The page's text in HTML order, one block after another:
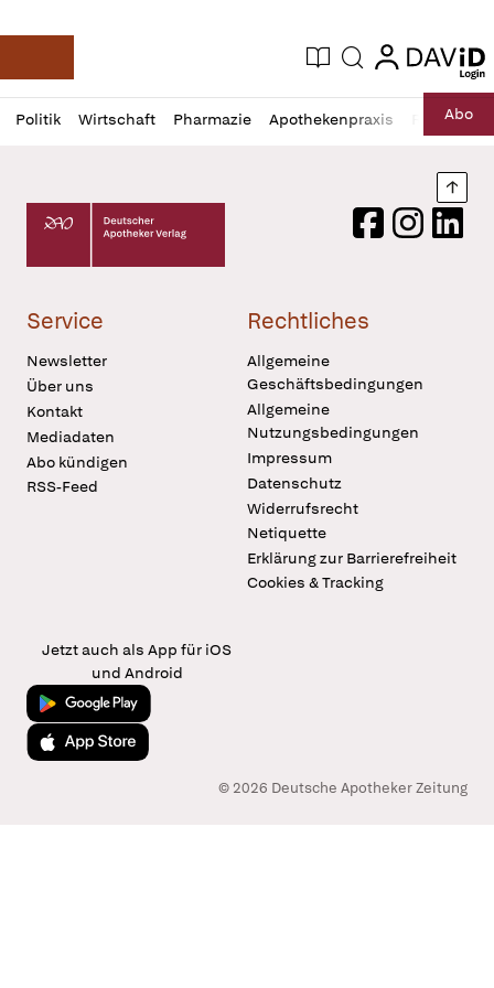
Deutsche Apotheker Zeitung
Aktuelle Ausgabe
Suche login
login
Politik Wirtschaft Pharmazie Apothekenpraxis RechtAbo
Profil
öffnen
Daz
Pur
Deutscher Apotheker Verlag Logo
FacebookInstagram
Service
Newsletter
Über uns
Kontakt
Mediadaten
Abo kündigen
RSS-Feed
Rechtliches
Allgemeine
Geschäftsbedingungen
Allgemeine
Nutzungsbedingungen
Impressum
Datenschutz
Widerrufsrecht
Netiquette
Erklärung zur Barrierefreiheit
Cookies & Tracking
Jetzt auch als App für iOS
und Android
Jetzt bei Google Play
Laden im App Store
© 2026 Deutsche Apotheker Zeitung